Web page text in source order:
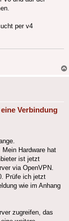
per v4
Verbindung
Hardware hat
ist jetzt
via OpenVPN.
Prüfe ich jetzt
wie im Anhang
zugreifen, das